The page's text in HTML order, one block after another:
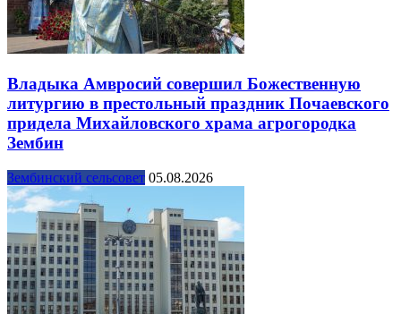
Владыка Амвросий совершил Божественную
литургию в престольный праздник Почаевского
придела Михайловского храма агрогородка
Зембин
Зембинский сельсовет 05.08.2026